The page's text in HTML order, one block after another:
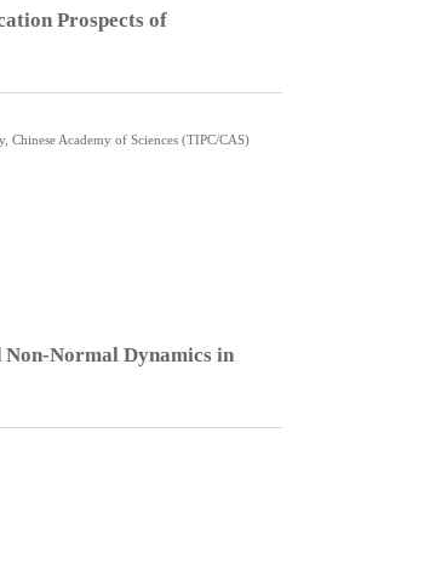
Prospects of
Chinese Academy of Sciences (TIPC/CAS)
Non-Normal Dynamics in